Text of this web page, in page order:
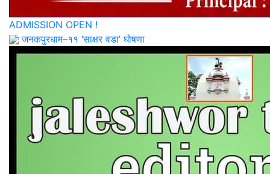
ADMISSION OPEN !
जनकपुरधाम–११ ‘साक्षर वडा’ घोषणा